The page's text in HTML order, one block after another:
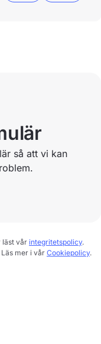
så att vi kan
läst vårintegritetspolicy.
mer i vår Cookiepolicy.